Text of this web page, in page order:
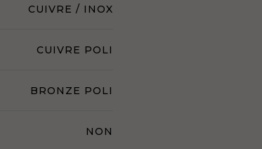
CUIVRE / INOX
CUIVRE POLI
BRONZE POLI
NON